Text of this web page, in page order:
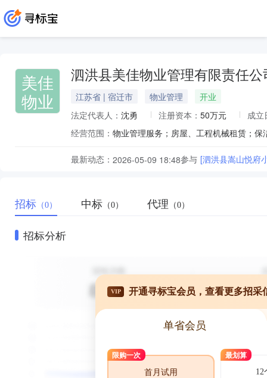
美佳
物业
泗洪县美佳物业管理有限责任公
江苏省 | 宿迁市 物业管理
开业
法定代表人： 沈勇 注册资本： 50万元
成立
经营范围：
最新动态： 2026-05-09 18:48参与 [泗洪县嵩山悦府
招标 （0） 中标 （0） 代理 （0）
招标分析
VIP 开通寻标宝会员，查看更多招采
单省会员
限购一次
首月试用
最划算
12